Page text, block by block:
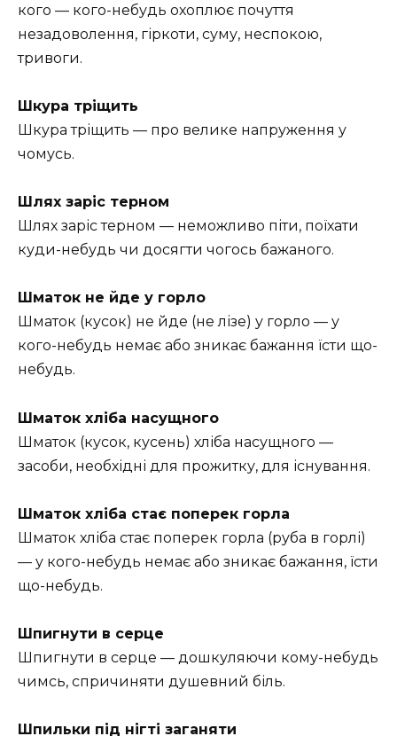
кого — кого-небудь охоплює почуття
незадоволення, гіркоти, суму, неспокою,
тривоги.
Шкура тріщить
Шкура тріщить — про велике напруження у
чомусь.
Шлях заріс терном
Шлях заріс терном — неможливо піти, поїхати
куди-небудь чи досягти чогось бажаного.
Шматок не йде у горло
Шматок (кусок) не йде (не лізе) у горло — у
кого-небудь немає або зникає бажання їсти що-
небудь.
Шматок хліба насущного
Шматок (кусок, кусень) хліба насущного —
засоби, необхідні для прожитку, для існування.
Шматок хліба стає поперек горла
Шматок хліба стає поперек горла (руба в горлі)
— у кого-небудь немає або зникає бажання, їсти
що-небудь.
Шпигнути в серце
Шпигнути в серце — дошкуляючи кому-небудь
чимсь, спричиняти душевний біль.
Шпильки під нігті заганяти